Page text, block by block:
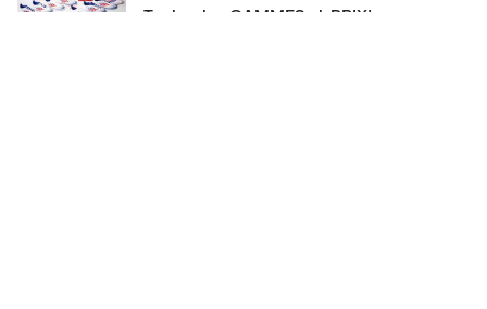
Toutes les GAMMES et PRIX!